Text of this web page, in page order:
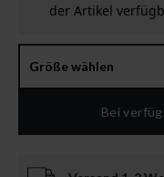
der Artikel
Größe wählen
Bei